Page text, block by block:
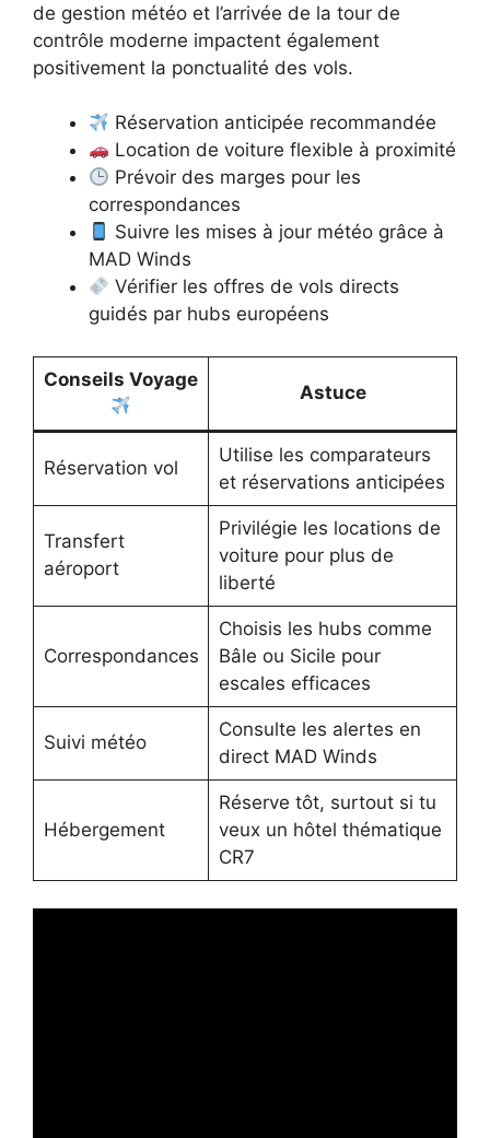
de gestion météo et l’arrivée de la tour de
contrôle moderne impactent également
positivement la ponctualité des vols.
Réservation anticipée recommandée
Location de voiture flexible à proximité
Prévoir des marges pour les
correspondances
Suivre les mises à jour météo grâce à
MAD Winds
Vérifier les offres de vols directs
guidés par hubs européens
Conseils Voyage
Astuce
Réservation vol
Utilise les comparateurs
et réservations anticipées
Transfert
aéroport
Privilégie les locations de
voiture pour plus de
liberté
Correspondances
Choisis les hubs comme
Bâle ou Sicile pour
escales efficaces
Suivi météo
Consulte les alertes en
direct MAD Winds
Hébergement
Réserve tôt, surtout si tu
veux un hôtel thématique
CR7